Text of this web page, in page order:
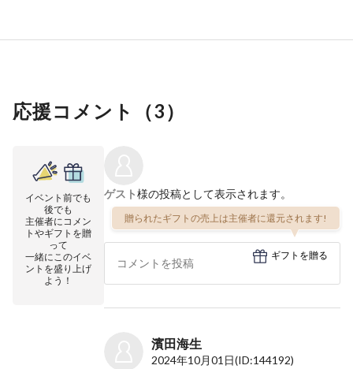
応援コメント（3）
イベント前でも
後でも
主催者にコメン
トやギフトを贈
って
一緒にこのイベ
ントを盛り上げ
よう！
ゲスト様の投稿として表示されます。
贈られたギフトの売上は主催者に還元されます!
ギフトを贈る
濱田海生
2024年10月01日(ID:144192)